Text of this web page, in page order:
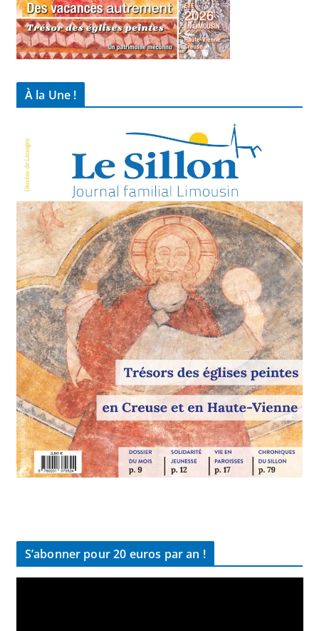
À la Une !
S’abonner pour 20 euros par an !